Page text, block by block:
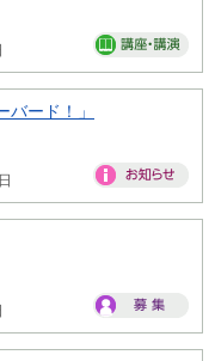
バード！」